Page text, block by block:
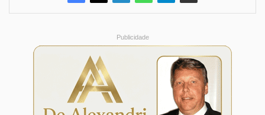
Publicidade